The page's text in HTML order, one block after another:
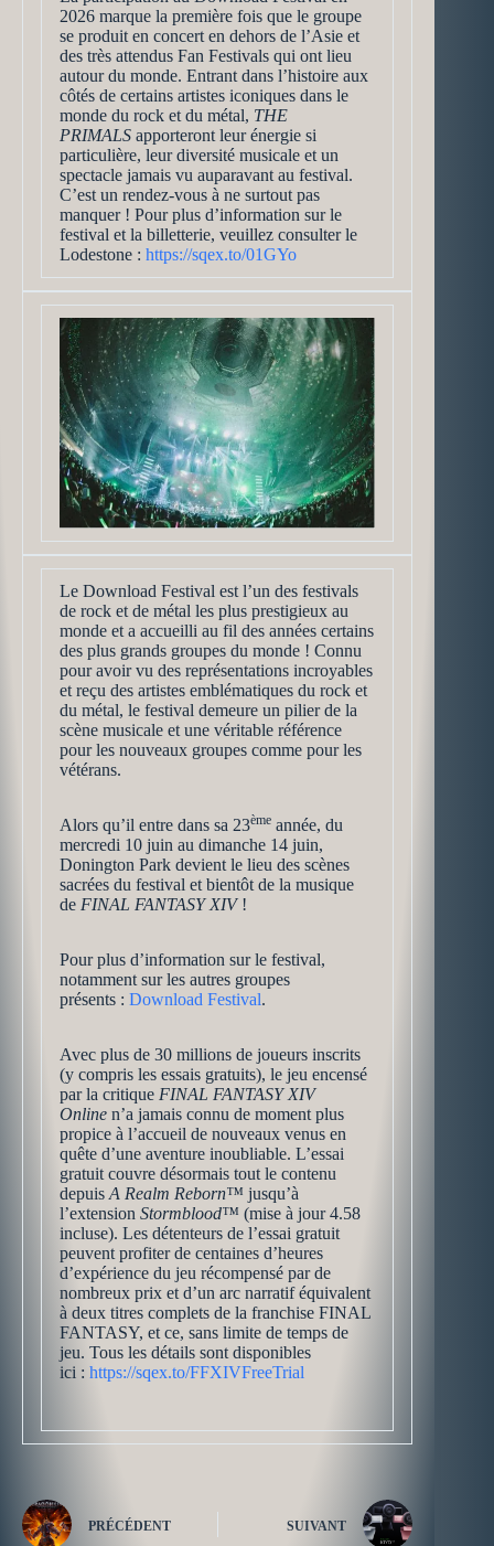
2026 marque la première fois que le groupe
se produit en concert en dehors de l’Asie et
des très attendus Fan Festivals qui ont lieu
autour du monde. Entrant dans l’histoire aux
côtés de certains artistes iconiques dans le
monde du rock et du métal, THE
PRIMALS apporteront leur énergie si
particulière, leur diversité musicale et un
spectacle jamais vu auparavant au festival.
C’est un rendez-vous à ne surtout pas
manquer ! Pour plus d’information sur le
festival et la billetterie, veuillez consulter le
Lodestone : https://sqex.to/01GYo
Le Download Festival est l’un des festivals
de rock et de métal les plus prestigieux au
monde et a accueilli au fil des années certains
des plus grands groupes du monde ! Connu
pour avoir vu des représentations incroyables
et reçu des artistes emblématiques du rock et
du métal, le festival demeure un pilier de la
scène musicale et une véritable référence
pour les nouveaux groupes comme pour les
vétérans.
Alors qu’il entre dans sa 23ème année, du
mercredi 10 juin au dimanche 14 juin,
Donington Park devient le lieu des scènes
sacrées du festival et bientôt de la musique
de FINAL FANTASY XIV !
Pour plus d’information sur le festival,
notamment sur les autres groupes
présents : Download Festival.
Avec plus de 30 millions de joueurs inscrits
(y compris les essais gratuits), le jeu encensé
par la critique FINAL FANTASY XIV
Online n’a jamais connu de moment plus
propice à l’accueil de nouveaux venus en
quête d’une aventure inoubliable. L’essai
gratuit couvre désormais tout le contenu
depuis A Realm Reborn™ jusqu’à
l’extension Stormblood™ (mise à jour 4.58
incluse). Les détenteurs de l’essai gratuit
peuvent profiter de centaines d’heures
d’expérience du jeu récompensé par de
nombreux prix et d’un arc narratif équivalent
à deux titres complets de la franchise FINAL
FANTASY, et ce, sans limite de temps de
jeu. Tous les détails sont disponibles
ici : https://sqex.to/FFXIVFreeTrial
PRÉCÉDENT SUIVANT